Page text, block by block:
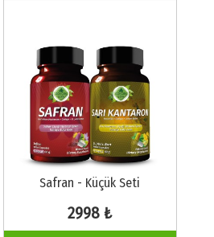
Safran - Küçük Seti
2998 ₺